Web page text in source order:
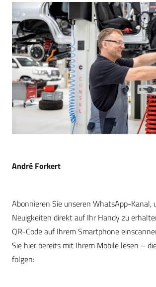
André Forkert
Abonnieren Sie unseren WhatsApp-Kanal,
Neuigkeiten direkt auf Ihr Handy zu
QR-Code auf Ihrem Smartphone
Sie hier bereits mit Ihrem Mobile lesen –
folgen: